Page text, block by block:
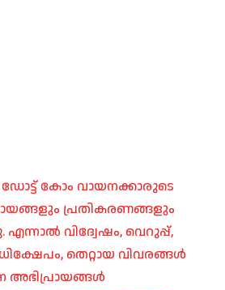
കോം വായനക്കാരുടെ
പ്രതികരണങ്ങളും
എന്നാൽ വിദ്വേഷം, വെറുപ്പ്,
തെറ്റായ വിവരങ്ങൾ
അഭിപ്രായങ്ങൾ